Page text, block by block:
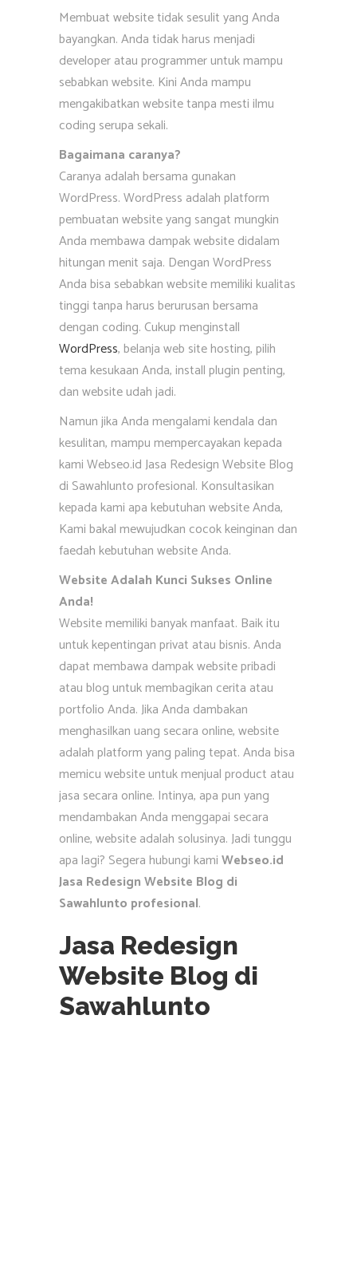
Membuat website tidak sesulit yang Anda
bayangkan. Anda tidak harus menjadi
developer atau programmer untuk mampu
sebabkan website. Kini Anda mampu
mengakibatkan website tanpa mesti ilmu
coding serupa sekali.
Bagaimana caranya?
Caranya adalah bersama gunakan
WordPress. WordPress adalah platform
pembuatan website yang sangat mungkin
Anda membawa dampak website didalam
hitungan menit saja. Dengan WordPress
Anda bisa sebabkan website memiliki kualitas
tinggi tanpa harus berurusan bersama
dengan coding. Cukup menginstall
WordPress, belanja web site hosting, pilih
tema kesukaan Anda, install plugin penting,
dan website udah jadi.
Namun jika Anda mengalami kendala dan
kesulitan, mampu mempercayakan kepada
kami Webseo.id Jasa Redesign Website Blog
di Sawahlunto profesional. Konsultasikan
kepada kami apa kebutuhan website Anda,
Kami bakal mewujudkan cocok keinginan dan
faedah kebutuhan website Anda.
Website Adalah Kunci Sukses Online
Anda!
Website memiliki banyak manfaat. Baik itu
untuk kepentingan privat atau bisnis. Anda
dapat membawa dampak website pribadi
atau blog untuk membagikan cerita atau
portfolio Anda. Jika Anda dambakan
menghasilkan uang secara online, website
adalah platform yang paling tepat. Anda bisa
memicu website untuk menjual product atau
jasa secara online. Intinya, apa pun yang
mendambakan Anda menggapai secara
online, website adalah solusinya. Jadi tunggu
apa lagi? Segera hubungi kamiWebseo.id
Jasa Redesign Website Blog di
Sawahlunto profesional.
Jasa Redesign
Website Blog di
Sawahlunto